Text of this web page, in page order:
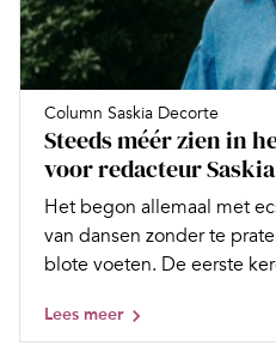
Column Saskia Decorte
Steeds méér zien in
voor redacteur
Het begon allemaal met
van dansen zonder te
blote voeten. De eerste
Lees meer